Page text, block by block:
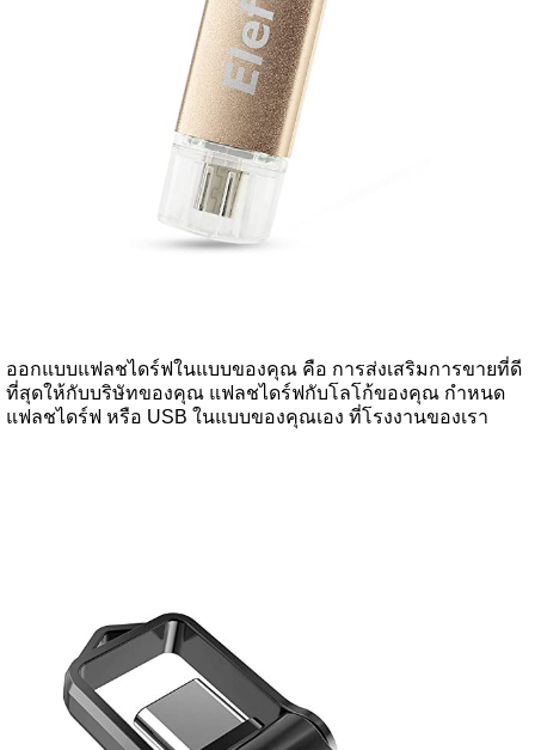
ออกแบบแฟลชไดร์ฟในแบบของคุณ คือ การส่งเสริมการขายที่ดี
ที่สุดให้กับบริษัทของคุณ แฟลชไดร์ฟกับโลโก้ของคุณ กำหนด
แฟลชไดร์ฟ หรือ USB ในแบบของคุณเอง ที่โรงงานของเรา